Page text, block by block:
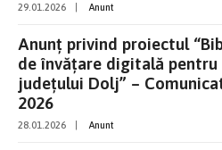
29.01.2026 Anunt
Anunț privind proiectul
de învățare digitală
județului Dolj” –
2026
28.01.2026 Anunt